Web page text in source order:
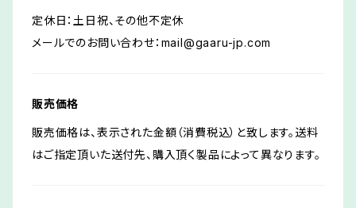
定休日：土日祝、その他不定休
メールでのお問い合わせ： mail@gaaru-jp.com
販売価格
販売価格は、表示された金額（消費税込）と致します。送料
はご指定頂いた送付先、購入頂く製品によって異なります。